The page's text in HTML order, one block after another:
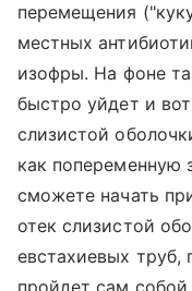
перемещения
местных
изофры. На фоне
быстро уйдет и
слизистой
как попеременную
сможете начать
отек слизистой
евстахиевых труб,
пройдет сам